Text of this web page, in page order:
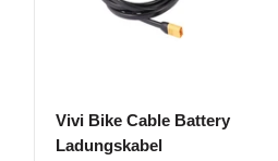
Vivi Bike Cable Battery
Ladungskabel